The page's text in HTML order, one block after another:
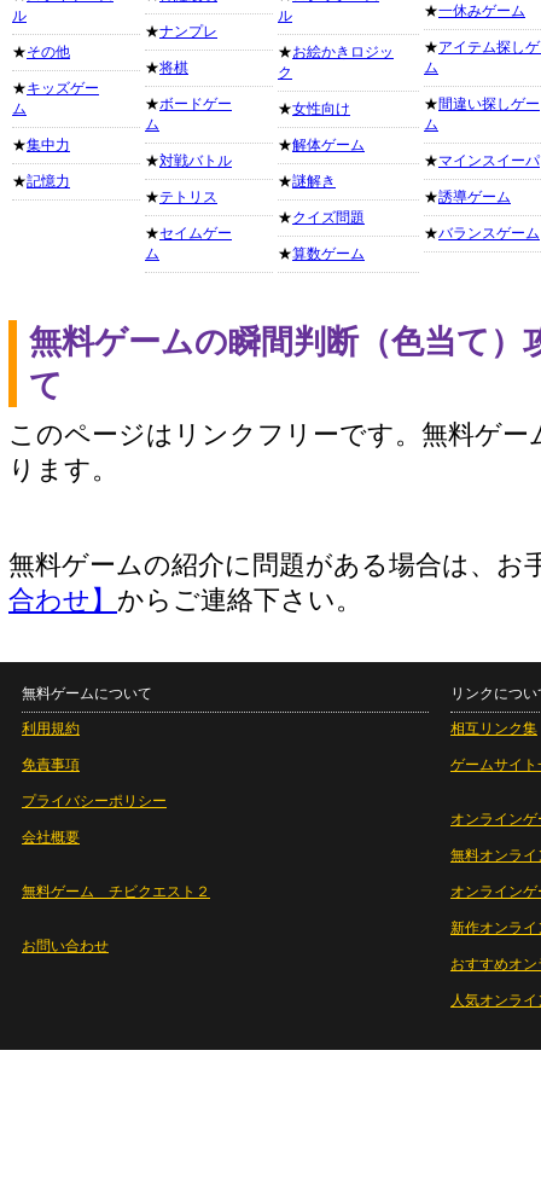
ル
★その他
★キッズゲー
ム
★集中力
★記憶力
★ナンプレ
★将棋
★ボードゲー
ム
★対戦バトル
★テトリス
★セイムゲー
ム
ル
★お絵かきロジッ
ク
★女性向け
★解体ゲーム
★謎解き
★クイズ問題
★算数ゲーム
★一休みゲーム
★アイテム探し
ム
★間違い探しゲー
ム
★マインスイーパ
★誘導ゲーム
★バランスゲーム
無料ゲームの瞬間判断（色当て）
て
このページはリンクフリーです。無料ゲー
ります。
無料ゲームの紹介に問題がある場合は、お
合わせ】 からご連絡下さい。
無料ゲームについて
利用規約
免責事項
プライバシーポリシー
会社概要
無料ゲーム チビクエスト２
お問い合わせ
リンクについ
相互リンク集
ゲームサイト
オンラインゲ
無料オンライ
オンライン
新作オンライ
おすすめオ
人気オンラ